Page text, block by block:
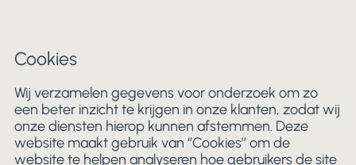
Cookies
Wij verzamelen gegevens voor onderzoek om zo
een beter inzicht te krijgen in onze klanten, zodat wij
onze diensten hierop kunnen afstemmen. Deze
website maakt gebruik van ‘’Cookies’’ om de
website te helpen analyseren hoe gebruikers de site